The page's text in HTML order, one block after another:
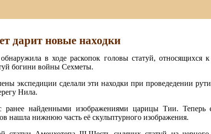
дарит новые находки
обнаружила в ходе раскопок головы статуй,
богини войны Сехметы.
экспедиции сделали эти находки при проведедении
Нила.
найденными изображениями царицы Тии. Теперь
нашла нижнюю часть её скульптурного изображения.